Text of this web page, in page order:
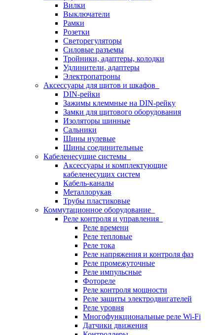
Вилки
Выключатели
Рамки
Розетки
Светорегуляторы
Силовые разъемы
Тройники, адаптеры, колодки
Удлинители, адаптеры
Электропатроны
Аксессуары для щитов и шкафов
DIN-рейки
Зажимы клеммные на DIN-рейку
Замки для щитового оборудования
Изоляторы шинные
Сальники
Шины нулевые
Шины соединительные
Кабеленесущие системы
Аксессуары и комплектующие
кабеленесущих систем
Кабель-каналы
Металлорукав
Трубы пластиковые
Коммутационное оборудование
Реле контроля и управления
Реле времени
Реле тепловые
Реле тока
Реле напряжения и контроля фаз
Реле промежуточные
Реле импульсные
Фотореле
Реле контроля мощности
Реле защиты электродвигателей
Реле уровня
Многофункциональные реле Wi-Fi
Датчики движения